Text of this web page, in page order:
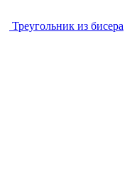
Треугольник из бисера